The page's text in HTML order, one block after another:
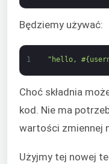
Będziemy używać:
1 "hello,
Choć składnia
kod. Nie ma
wartości zmiennej
Użyjmy tej nowej